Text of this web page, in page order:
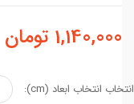
1,140,000 تومان
انتخاب انتخاب ابعاد (cm):